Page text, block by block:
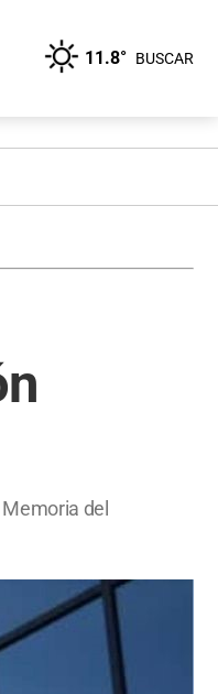
11.8° BUSCAR
Memoria del